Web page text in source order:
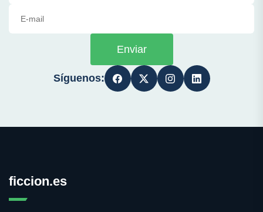
Enviar
Síguenos:
ficcion.es